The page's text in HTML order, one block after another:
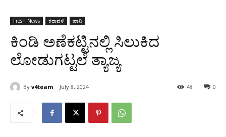
Fresh News ಕರಾವಳಿ ಹಾನಿ
ಕಿಂಡಿ ಅಣೆಕಟ್ಟಿನಲ್ಲಿ ಸಿಲುಕಿದ
ಲೋಡುಗಟ್ಟಲೆ ತ್ಯಾಜ್ಯ
By v4team July 8, 2024 0
48